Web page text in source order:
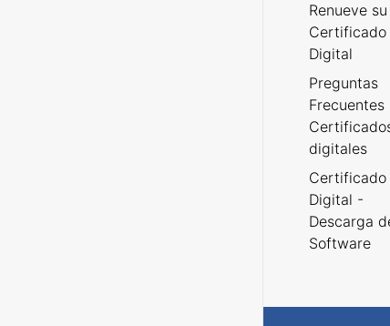
Renueve su
Certificado
Digital
Preguntas
Frecuentes
digitales
Certificado
Digital -
Descarga
Software